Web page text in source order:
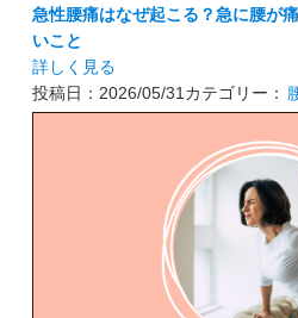
急性腰痛はなぜ起こる？急に腰が
いこと
詳しく見る
投稿日：2026/05/31カテゴリー：